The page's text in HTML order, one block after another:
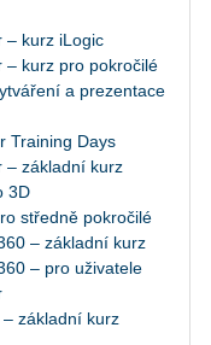
– kurz iLogic
– kurz pro pokročilé
a prezentace
Training Days
– základní kurz
3D
středně pokročilé
– základní kurz
– pro uživatele
základní kurz